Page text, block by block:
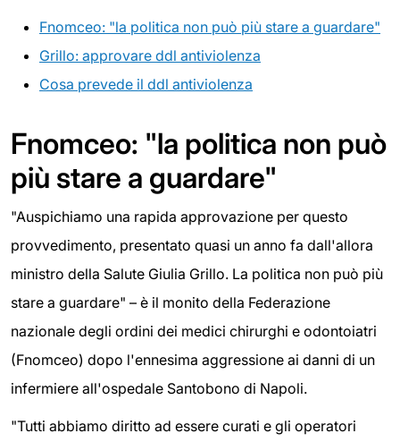
Fnomceo: "la politica non può più stare a guardare"
Grillo: approvare ddl antiviolenza
Cosa prevede il ddl antiviolenza
Fnomceo: "la politica non può
più stare a guardare"
"Auspichiamo una rapida approvazione per questo
provvedimento, presentato quasi un anno fa dall'allora
ministro della Salute Giulia Grillo. La politica non può più
stare a guardare" – è il monito della Federazione
nazionale degli ordini dei medici chirurghi e odontoiatri
(Fnomceo) dopo l'ennesima aggressione ai danni di un
infermiere all'ospedale Santobono di Napoli.
"Tutti abbiamo diritto ad essere curati e gli operatori